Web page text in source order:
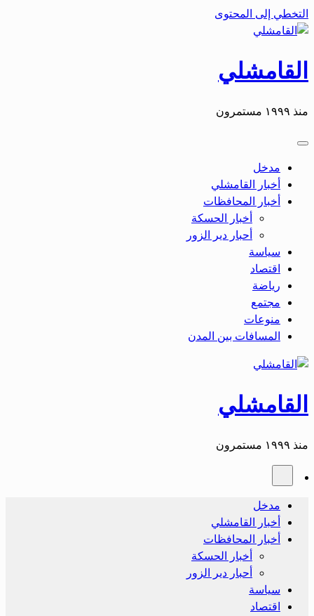
التخطي إلى المحتوى
القامشلي
منذ ١٩٩٩ مستمرون
مدخل
أخبار القامشلي
أخبار المحافظات
أخبار الحسكة
أحبار دير الزور
سياسة
اقتصاد
رياضة
مجتمع
منوعات
المسافات بين المدن
القامشلي
منذ ١٩٩٩ مستمرون
مدخل
أخبار القامشلي
أخبار المحافظات
أخبار الحسكة
أحبار دير الزور
سياسة
اقتصاد